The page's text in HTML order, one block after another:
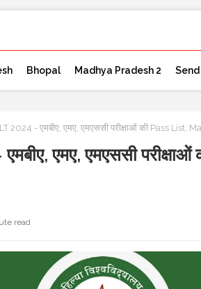
Bhopal Madhya Pradesh 2
2024 - एमबीए, एमए, एमएससी परीक्षाओं की Pass List,
एमए, एमएससी
read